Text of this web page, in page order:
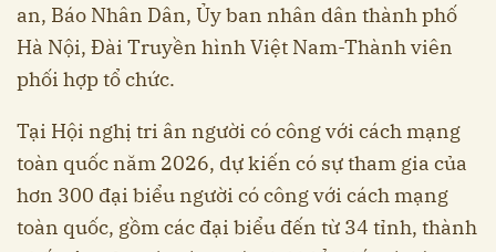
an, Báo Nhân Dân, Ủy ban nhân dân thành phố
Hà Nội, Đài Truyền hình Việt Nam-Thành viên
phối hợp tổ chức.
Tại Hội nghị tri ân người có công với cách mạng
toàn quốc năm 2026, dự kiến có sự tham gia của
hơn 300 đại biểu người có công với cách mạng
toàn quốc, gồm các đại biểu đến từ 34 tỉnh, thành